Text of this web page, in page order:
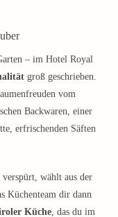
– im Hotel Royal
groß geschrieben.
vom
Backwaren, einer
erfrischenden Säften
wählt aus der
Küchenteam dir dann
Küche, das du im